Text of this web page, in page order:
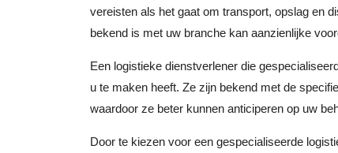
vereisten als het gaat om transport, opslag en
bekend is met uw branche kan aanzienlijke
Een logistieke dienstverlener die
u te maken heeft. Ze zijn bekend met de
waardoor ze beter kunnen anticiperen op uw
Door te kiezen voor een gespecialiseerde